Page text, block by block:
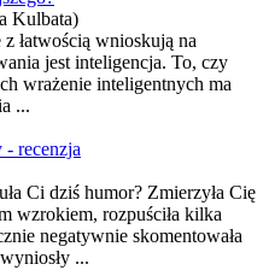
Kulbata)
łatwością wnioskują na
jest inteligencja. To, czy
wrażenie inteligentnych ma
...
- recenzja
Ci dziś humor? Zmierzyła Cię
wzrokiem, rozpuściła kilka
negatywnie skomentowała
...